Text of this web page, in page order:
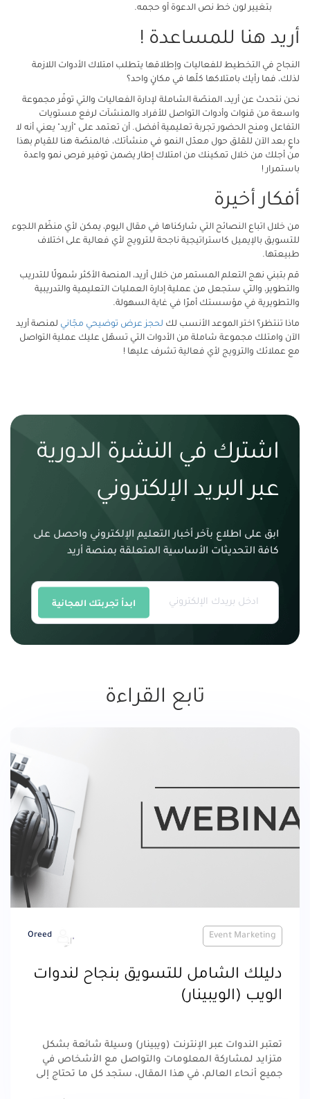
بتغيير لون خط نص الدعوة أو حجمه.
أريد هنا للمساعدة !
النجاح في التخطيط للفعاليات وإطلاقها يتطلب امتلاك الأدوات اللازمة
لذلك، فما رأيك بامتلاكها كلّها في مكانٍ واحد؟
نحن نتحدث عن أريد، المنصّة الشاملة لإدارة الفعاليات والتي توفّر مجموعة
واسعة من قنوات وأدوات التواصل للأفراد والمنشآت لرفع مستويات
التفاعل ومنح الحضور تجربة تعليمية أفضل. أن تعتمد على "أريد" يعني أنه لا
داعٍ بعد الآن للقلق حول معدّل النمو في منشأتك، فالمنصّة هنا للقيام بهذا
من أجلك من خلال تمكينك من امتلاك إطار يضمن توفير فرص نمو واعدة
باستمرار !
أفكار أخيرة
من خلال اتباع النصائح التي شاركناها في مقال اليوم، يمكن لأي منظّم اللجوء
للتسويق بالإيميل كاستراتيجية ناجحة للترويج لأي فعالية على اختلاف
طبيعتها.
قم بتبني نهج التعلم المستمر من خلال أريد، المنصة الأكثر شمولًا للتدريب
والتطوير، والتي ستجعل من عملية إدارة العمليات التعليمية والتدريبية
والتطويرية في مؤسستك أمرًا في غاية السهولة.
ماذا تنتظر؟ اختر الموعد الأنسب لك لحجز عرض توضيحي مجّاني لمنصة أريد
الآن وامتلك مجموعة شاملة من الأدوات التي تسهّل عليك عملية التواصل
مع عملائك والترويج لأي فعالية تشرف عليها !
اشترك في النشرة الدورية
عبر البريد الإلكتروني
ابق على اطلاع بآخر أخبار التعليم الإلكتروني واحصل على
كافة التحديثات الأساسية المتعلقة بمنصة أريد
ابدأ تجربتك المجانية
تابع القراءة
Event Marketing
Oreed
دليلك الشامل للتسويق بنجاح لندوات
الويب (الويبينار)
تعتبر الندوات عبر الإنترنت (ويبينار) وسيلة شائعة بشكل
متزايد لمشاركة المعلومات والتواصل مع الأشخاص في
جميع أنحاء العالم، في هذا المقال، ستجد كل ما تحتاج إلى